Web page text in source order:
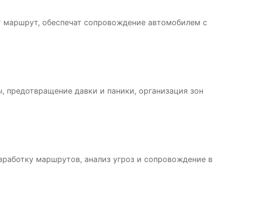
обеспечат сопровождение автомобилем с
давки и паники, организация зон
маршрутов, анализ угроз и сопровождение в